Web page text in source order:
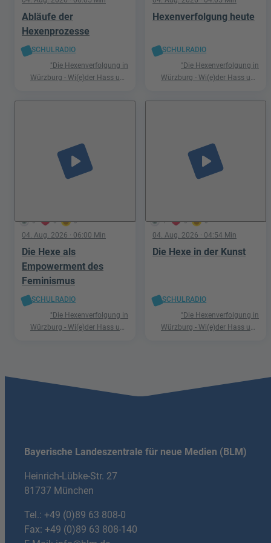
Abläufe der
Hexenprozesse
SCHULRADIO
"Die Hexenverfolgung in
Würzburg - Wi(e)der Hass und
Hexenverfolgung heute
SCHULRADIO
"Die Hexenverfolgung in
Würzburg - Wi(e)der Hass und
0 0 0
play_arrow
04. Aug. 2026 · 06:00 Min
Die Hexe als
Empowerment des
Feminismus
SCHULRADIO
"Die Hexenverfolgung in
Würzburg - Wi(e)der Hass und
1 0 0
play_arrow
04. Aug. 2026 · 04:54 Min
Die Hexe in der Kunst
SCHULRADIO
"Die Hexenverfolgung in
Würzburg - Wi(e)der Hass und
Bayerische Landeszentrale für neue Medien (BLM)
Heinrich-Lübke-Str. 27
81737 München
Tel.: +49 (0)89 63 808-0
Fax: +49 (0)89 63 808-140